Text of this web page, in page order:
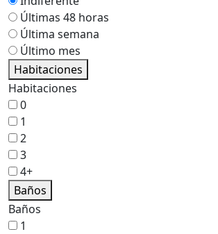
Últimas 48 horas
Última semana
Último mes
Habitaciones
Habitaciones
0
1
2
3
4+
Baños
Baños
1